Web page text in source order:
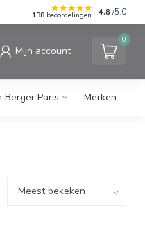
138 beoordelingen 4.8 /5.0
Mijn account
0
Berger Paris Merken